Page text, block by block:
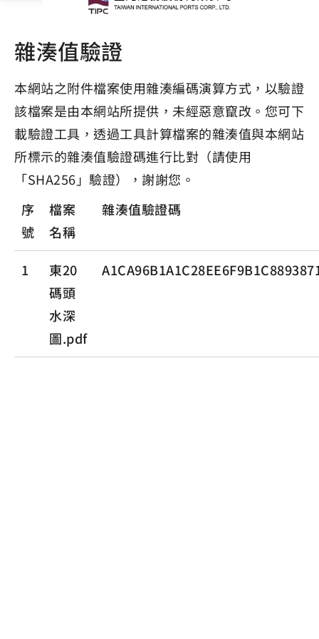
雜湊值驗證
本網站之附件檔案使用雜湊編碼演算方式，以驗證
該檔案是由本網站所提供，未經惡意竄改。您可下
載驗證工具，透過工具計算檔案的雜湊值與本網站
所標示的雜湊值驗證碼進行比對（請使用
「SHA256」驗證），謝謝您。
序
號
檔案
名稱
雜湊值驗證碼
1
東20
碼頭
水深
圖.pdf